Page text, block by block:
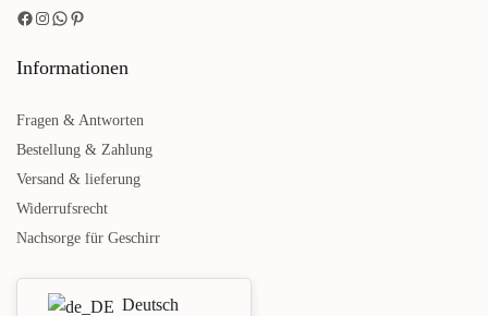
Informationen
Fragen & Antworten
Bestellung & Zahlung
Versand & lieferung
Widerrufsrecht
Nachsorge für Geschirr
Deutsch